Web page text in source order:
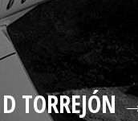
TORREJÓN